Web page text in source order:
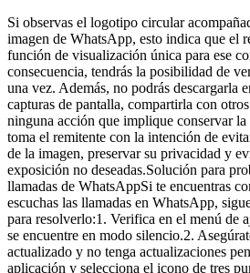
Si observas el logotipo circular
imagen de WhatsApp, esto indica que el
función de visualización única para ese
consecuencia, tendrás la posibilidad de
una vez. Además, no podrás descargarla
capturas de pantalla, compartirla con
ninguna acción que implique conservar la
toma el remitente con la intención de
de la imagen, preservar su privacidad y
exposición no deseadas.Solución para
llamadas de WhatsAppSi te encuentras
escuchas las llamadas en WhatsApp,
para resolverlo:1. Verifica en el menú de
se encuentre en modo silencio.2.
actualizado y no tenga actualizaciones
aplicación y selecciona el icono de tres